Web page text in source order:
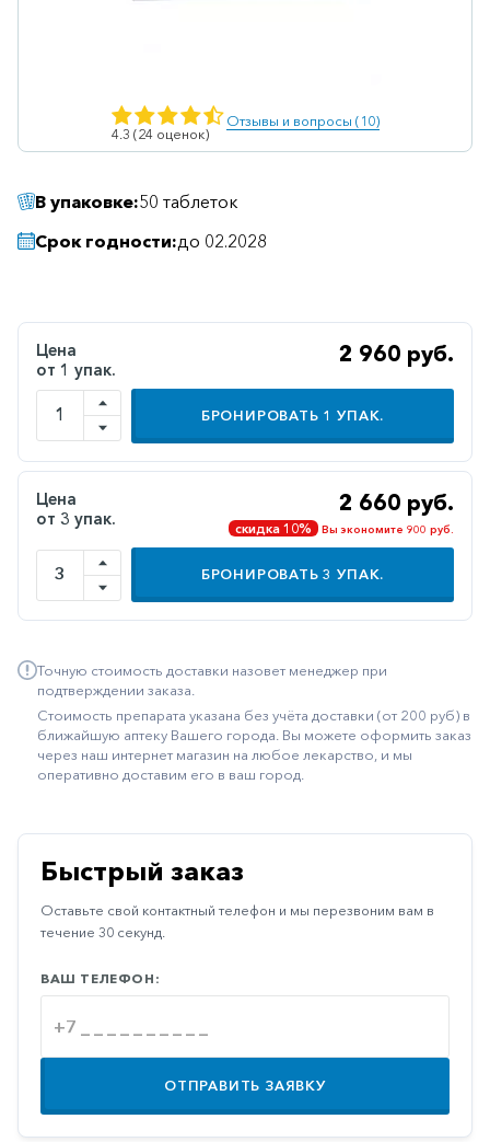
Гематологические
Гепатит
Гинекология
Гомеопатические
Диабетические
Желудочно-
кишечные
Иммунодепрессанты
Иммуностимуляторы
Климактерические
Метаболизм
Наружные
средства
Неврологические
Офтальмология
Паркинсон
Противоаллергические
Противовоспалительные
Противогрибковые
Противоподагрические
4.3 (24 оценок)
Отзывы и вопросы (10)
В упаковке:50 таблеток
Срок годности:до 02.2028
Цена
от 1 упак.
2 960 руб.
БРОНИРОВАТЬ 1 УПАК.
Цена
от 3 упак.
2 660 руб.
скидка 10% Вы экономите 900 руб.
БРОНИРОВАТЬ3 УПАК.
Точную стоимость доставки назовет менеджер при
подтверждении заказа.
Стоимость препарата указана без учёта доставки (от 200 руб) в
ближайшую аптеку Вашего города. Вы можете оформить заказ
через наш интернет магазин на любое лекарство, и мы
оперативно доставим его в ваш город.
Быстрый заказ
Оставьте свой контактный телефон и мы перезвоним вам в
течение 30 секунд.
ВАШ ТЕЛЕФОН:
ОТПРАВИТЬ ЗАЯВКУ